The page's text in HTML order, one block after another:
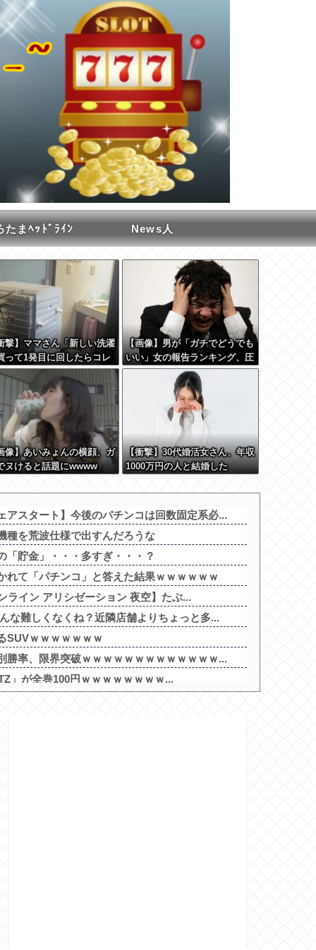
たまﾍｯﾄﾞﾗｲﾝ News人
撃】ママさん「新しい洗濯
って1発目に回したらコレ
【画像】男が「ガチでどうでも
いい」女の報告ランキング、圧
倒的第１位と言えば『コレ』w
w w w w w w w w w
像】あいみょんの横顔、ガ
ヌけると話題にwwww
【衝撃】30代婚活女さん、年収
1000万円の人と結婚した
げるよな？？？？？？？
アスタート】今後のパチンコは回数固定系必...
種を荒波仕様で出すんだろうな
「貯金」・・・多すぎ・・・？
れて「パチンコ」と答えた結果ｗｗｗｗｗｗ
ライン アリシゼーション 夜空】たぶ...
な難しくなくね？近隣店舗よりちょっと多...
SUVｗｗｗｗｗｗｗ
勝率、限界突破ｗｗｗｗｗｗｗｗｗｗｗｗｗ...
」が全巻100円ｗｗｗｗｗｗｗｗ...